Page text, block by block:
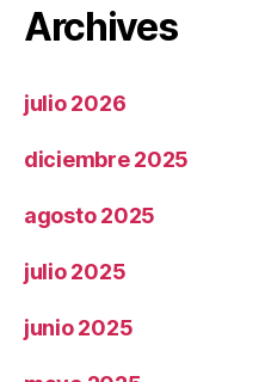
Archives
julio 2026
diciembre 2025
agosto 2025
julio 2025
junio 2025